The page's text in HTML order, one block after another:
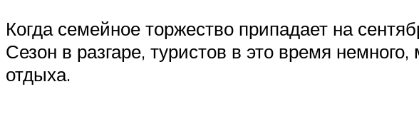
Когда семейное торжество припадает на
Сезон в разгаре, туристов в это время
отдыха.